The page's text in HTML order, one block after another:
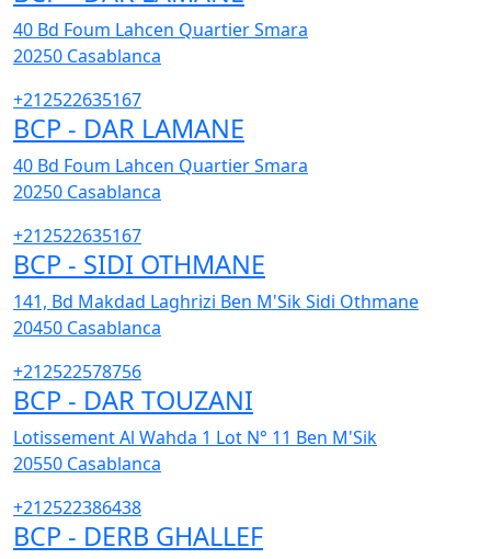
40 Bd Foum Lahcen Quartier Smara
20250 Casablanca
+212522635167
BCP - DAR LAMANE
40 Bd Foum Lahcen Quartier Smara
20250 Casablanca
+212522635167
BCP - SIDI OTHMANE
141, Bd Makdad Laghrizi Ben M'Sik Sidi Othmane
20450 Casablanca
+212522578756
BCP - DAR TOUZANI
Lotissement Al Wahda 1 Lot N° 11 Ben M'Sik
20550 Casablanca
+212522386438
BCP - DERB GHALLEF